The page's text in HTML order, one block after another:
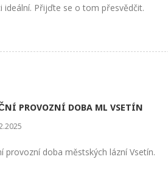
ideální. Přijďte se o tom přesvědčit.
PROVOZNÍ DOBA ML VSETÍN
provozní doba městských lázní Vsetín.